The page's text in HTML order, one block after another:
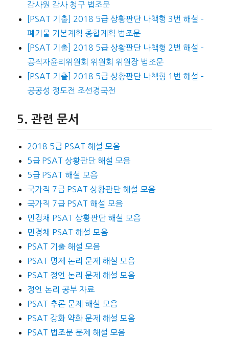
감사원 감사 청구 법조문
[PSAT 기출] 2018 5급 상황판단 나책형 3번 해설 –
폐기물 기본계획 종합계획 법조문
[PSAT 기출] 2018 5급 상황판단 나책형 2번 해설 –
공직자윤리위원회 위원회 위원장 법조문
[PSAT 기출] 2018 5급 상황판단 나책형 1번 해설 –
공공성 정도전 조선경국전
관련 문서
2018 5급 PSAT 해설 모음
5급 PSAT 상황판단 해설 모음
5급 PSAT 해설 모음
국가직 7급 PSAT 상황판단 해설 모음
국가직 7급 PSAT 해설 모음
민경채 PSAT 상황판단 해설 모음
민경채 PSAT 해설 모음
PSAT 기출 해설 모음
PSAT 명제 논리 문제 해설 모음
PSAT 정언 논리 문제 해설 모음
정언 논리 공부 자료
PSAT 추론 문제 해설 모음
PSAT 강화 약화 문제 해설 모음
PSAT 법조문 문제 해설 모음